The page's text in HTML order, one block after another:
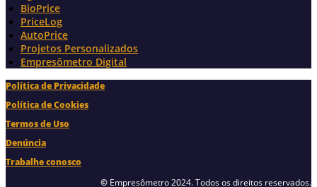
BioPrice
PriceLog
AutoPrice
Projetos Personalizados
Empresômetro Digital
Política de Privacidade
Política de Cookies
Termos de Uso
Denúncia
Trabalhe conosco
© Empresômetro 2024. Todos os direitos reservados.